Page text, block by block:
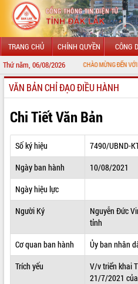
TRANG CHỦ CHÍNH QUYỀN CÔNG
Thứ năm, 06/08/2026CHÀO MỪNG ĐẾN VỚI CỔNG
GIỚI THIỆU
LÃNH ĐẠO UBND TỈNH
TIN TỨC SỰ KIỆN
SỞ, BAN, NGÀNH
THÔNG TIN CHỈ ĐẠO ĐIỀU HÀNH
VĂN BẢN HĐND TỈNH
VĂN BẢN CHỈ ĐẠO ĐIỀU HÀNH
Chi Tiết Văn Bản
Số ký hiệu
7490/UBND-
Ngày ban hành
10/08/2021
Ngày hiệu lực
Người Ký
Nguyễn Đức
tỉnh
Cơ quan ban hành
Ủy ban nhân
Trích yếu
V/v triển khai
21/7/2021